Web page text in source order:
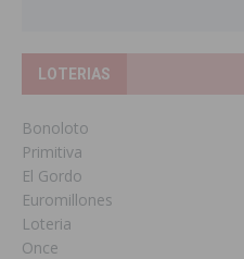
LOTERIAS
Bonoloto
Primitiva
El Gordo
Euromillones
Loteria
Once